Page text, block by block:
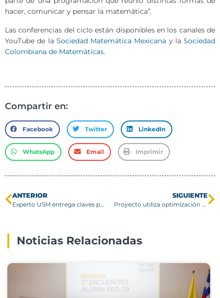
hacer, comunicar y pensar la matemática”.
Las conferencias del ciclo están disponibles en los canales de
YouTube de la Sociedad Matemática Mexicana y la Sociedad
Colombiana de Matemáticas.
Compartir en:
Facebook Twitter LinkedIn
WhatsApp Email Imprimir
ANTERIOR
Experto USM entrega claves para ahorrar combustible y cuidar el vehículo
SIGUIENTE
Proyecto utiliza optimización y teoría de juegos para diseñar patrullajes urbanos más eficientes
Noticias Relacionadas